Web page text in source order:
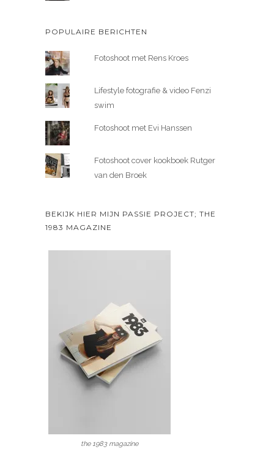
POPULAIRE BERICHTEN
Fotoshoot met Rens Kroes
Lifestyle fotografie & video Fenzi
swim
Fotoshoot met Evi Hanssen
Fotoshoot cover kookboek Rutger
van den Broek
BEKIJK HIER MIJN PASSIE PROJECT; THE
1983 MAGAZINE
the 1983 magazine